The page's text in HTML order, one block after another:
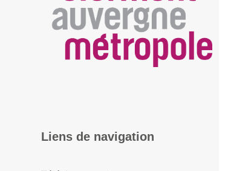
Liens de navigation